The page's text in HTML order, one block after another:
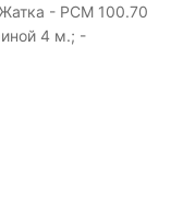
- РСМ 100.70
4 м.; -